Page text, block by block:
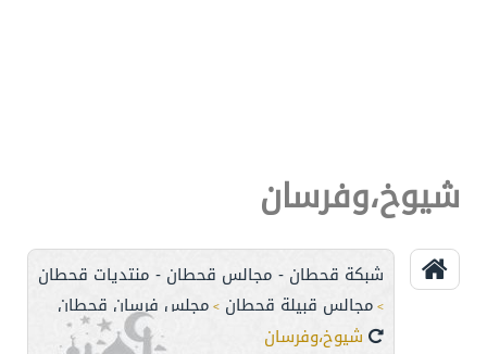
شيوخ،وفرسان
شبكة قحطان - مجالس قحطان - منتديات قحطان
> مجالس قبيلة قحطان > مجلس فرسان قحطان
شيوخ،وفرسان